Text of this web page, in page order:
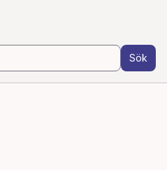
Sök